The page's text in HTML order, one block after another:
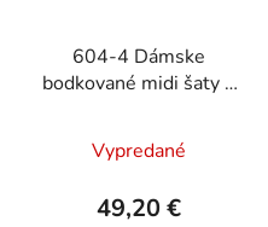
604-4 Dámske
bodkované midi šaty s
opaskom - tmavomodré
Vypredané
49,20 €